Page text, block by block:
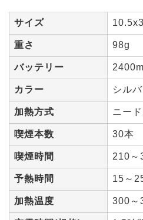
サイズ
重さ 98g
バッテリー
カラー シル
加熱方式 ニー
喫煙本数 30本
喫煙時間 210～
予熱時間 15～
加熱温度 300